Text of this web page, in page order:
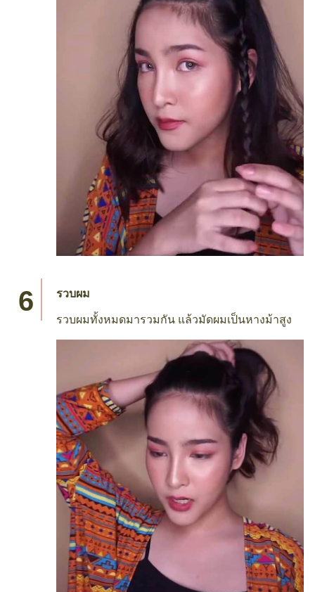
รวบผม
รวบผมทั้งหมดมารวมกัน แล้วมัดผมเป็นหางม้าสูง